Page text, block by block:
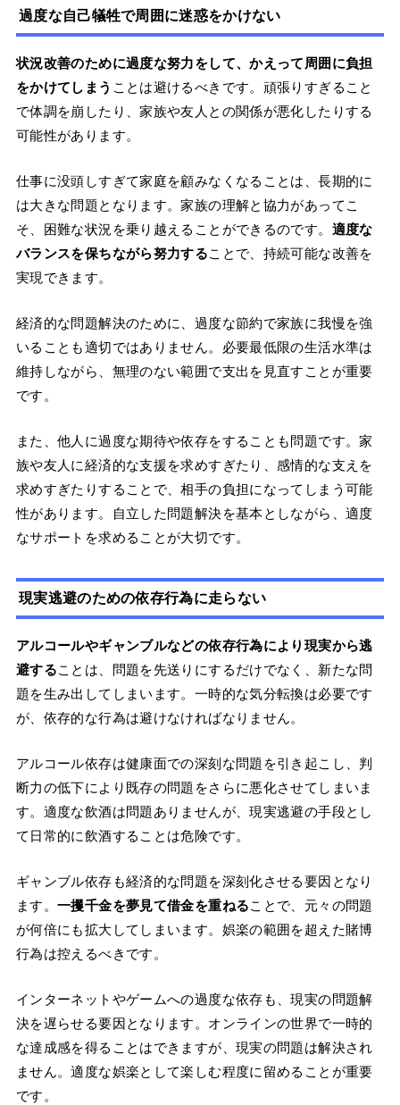
過度な自己犠牲で周囲に迷惑をかけない
状況改善のために過度な努力をして、かえって周囲に負担
をかけてしまう ことは避けるべきです。頑張りすぎること
で体調を崩したり、家族や友人との関係が悪化したりする
可能性があります。
仕事に没頭しすぎて家庭を顧みなくなることは、長期的に
は大きな問題となります。家族の理解と協力があってこ
そ、困難な状況を乗り越えることができるのです。 適度な
バランスを保ちながら努力することで、持続可能な改善を
実現できます。
経済的な問題解決のために、過度な節約で家族に我慢を強
いることも適切ではありません。必要最低限の生活水準は
維持しながら、無理のない範囲で支出を見直すことが重要
です。
また、他人に過度な期待や依存をすることも問題です。家
族や友人に経済的な支援を求めすぎたり、感情的な支えを
求めすぎたりすることで、相手の負担になってしまう可能
性があります。自立した問題解決を基本としながら、適度
なサポートを求めることが大切です。
現実逃避のための依存行為に走らない
アルコールやギャンブルなどの依存行為により現実から逃
避することは、問題を先送りにするだけでなく、新たな問
題を生み出してしまいます。一時的な気分転換は必要です
が、依存的な行為は避けなければなりません。
アルコール依存は健康面での深刻な問題を引き起こし、判
断力の低下により既存の問題をさらに悪化させてしまいま
す。適度な飲酒は問題ありませんが、現実逃避の手段とし
て日常的に飲酒することは危険です。
ギャンブル依存も経済的な問題を深刻化させる要因となり
ます。一攫千金を夢見て借金を重ねることで、元々の問題
が何倍にも拡大してしまいます。娯楽の範囲を超えた賭博
行為は控えるべきです。
インターネットやゲームへの過度な依存も、現実の問題解
決を遅らせる要因となります。オンラインの世界で一時的
な達成感を得ることはできますが、現実の問題は解決され
ません。適度な娯楽として楽しむ程度に留めることが重要
です。